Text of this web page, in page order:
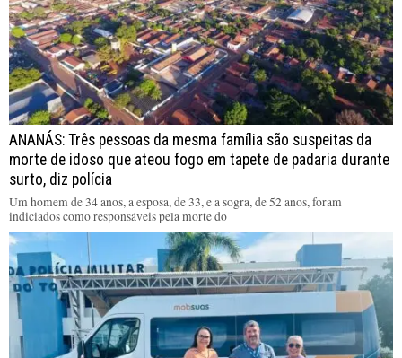
ANANÁS: Três pessoas da mesma família são suspeitas da
morte de idoso que ateou fogo em tapete de padaria durante
surto, diz polícia
Um homem de 34 anos, a esposa, de 33, e a sogra, de 52 anos, foram
indiciados como responsáveis pela morte do